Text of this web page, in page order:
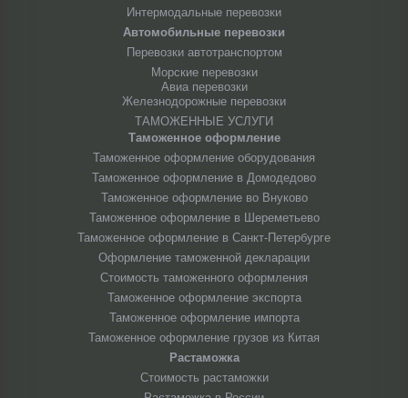
Интермодальные перевозки
Автомобильные перевозки
Перевозки автотранспортом
Морские перевозки
Авиа перевозки
Железнодорожные перевозки
ТАМОЖЕННЫЕ УСЛУГИ
Таможенное оформление
Таможенное оформление оборудования
Таможенное оформление в Домодедово
Таможенное оформление во Внуково
Таможенное оформление в Шереметьево
Таможенное оформление в Санкт-Петербурге
Оформление таможенной декларации
Стоимость таможенного оформления
Таможенное оформление экспорта
Таможенное оформление импорта
Таможенное оформление грузов из Китая
Растаможка
Стоимость растаможки